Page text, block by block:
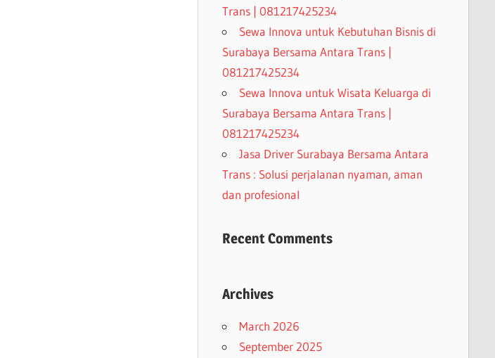
Trans | 081217425234
Sewa Innova untuk Kebutuhan Bisnis di
Surabaya Bersama Antara Trans |
081217425234
Sewa Innova untuk Wisata Keluarga di
Surabaya Bersama Antara Trans |
081217425234
Jasa Driver Surabaya Bersama Antara
Trans : Solusi perjalanan nyaman, aman
dan profesional
Recent Comments
Archives
March 2026
September 2025